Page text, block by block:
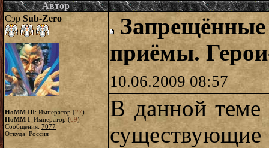
Автор
Сэр Sub-Zero
HoMM III: Император (27)
HoMM I: Император (69)
Сообщения: 7077
Откуда: Россия
приёмы.
10.06.2009 08:57
В данной теме